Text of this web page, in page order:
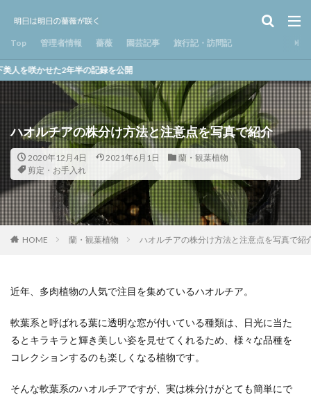
Top 管理者情報 薔薇 園芸記事 旅行記・訪問記
の記録を公開
ハオルチアの株分け方法と注意点を写真で紹介
2020年12月4日 2021年6月1日
蘭・観葉植物
剪定・お手入れ
HOME 蘭・観葉植物 ハオルチアの株分け方法と注意点を写真で紹
近年、多肉植物の人気で注目を集めているハオルチア。
軟葉系と呼ばれる葉に透明な窓が付いている種類は、日光に当た
るとキラキラと輝き美しい姿を見せてくれるため、様々な品種を
コレクションするのも楽しくなる植物です。
そんな軟葉系のハオルチアですが、実は株分けがとても簡単にで